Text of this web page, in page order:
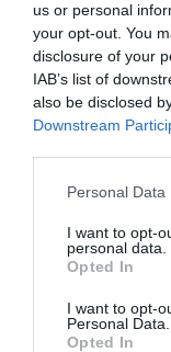
us or personal
your opt-out. You
disclosure of your
IAB’s list of
also be disclosed
Downstream
Personal
I want to opt-
personal data.
Opted In
I want to opt-
Personal Data.
Opted In
para qué era el
no sabía cómo
servicio
que una tercera
reconocían ser
En todos los
en las medidas
ámbito de la
detectaron
medicación
efectividad del